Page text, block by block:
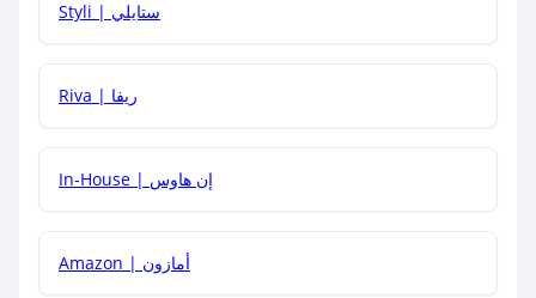
هل يمكنني جمع كود خصم مع العروض الأخرى؟
Styli | ستايلي
Riva | ريفا
In-House | إن هاوس
Amazon | أمازون